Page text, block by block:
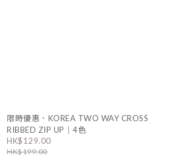
限時優惠．KOREA TWO WAY CROSS
RIBBED ZIP UP｜4色
HK$129.00
HK$199.00